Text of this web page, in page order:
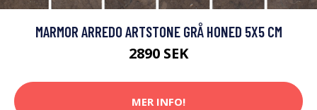
MARMOR ARREDO ARTSTONE GRÅ HONED 5X5 CM
2890 SEK
MER INFO!